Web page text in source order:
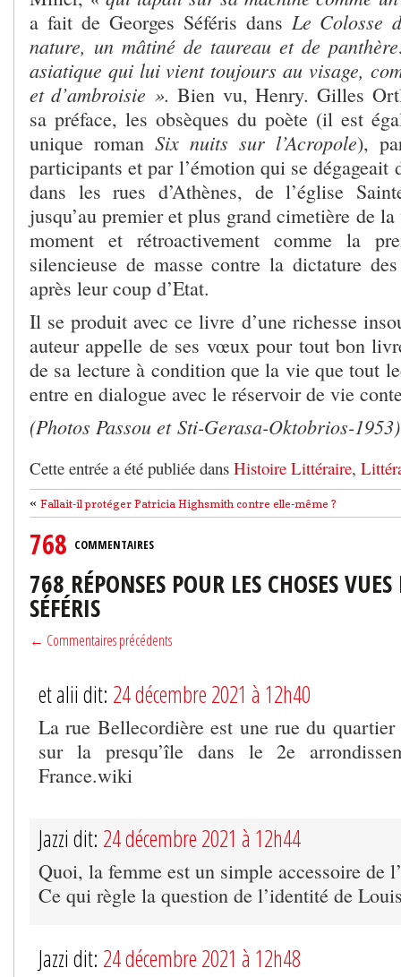
a fait de Georges Séféris dans Le Colosse
nature, un mâtiné de taureau et de
asiatique qui lui vient toujours au visage,
et d’ambroisie ».Bien vu, Henry.Gilles
sa préface, les obsèques du poète (il est
unique roman Six nuits sur l’Acropole),
participants et par l’émotion qui se dégageait
dans les rues d’Athènes, de l’église
jusqu’au premier et plus grand cimetière de
moment et rétroactivement comme la
silencieuse de masse contre la dictature
après leur coup d’Etat.
Il se produit avec ce livre d’une richesse
auteur appelle de ses vœux pour tout bon
de sa lecture à condition que la vie que tout
entre en dialogue avec le réservoir de vie
(Photos Passou et Sti-Gerasa-Oktobrios-1953)
Cette entrée a été publiée dans Histoire Littéraire,
« Fallait-il protéger Patricia Highsmith contre elle-même ?
768 COMMENTAIRES
768 RÉPONSES POUR LES CHOSES VUES
SÉFÉRIS
← Commentaires précédents
et alii dit: 24 décembre 2021 à 12h40
La rue Bellecordière est une rue du
sur la presqu’île dans le 2e
France.wiki
Jazzi dit: 24 décembre 2021 à 12h44
Quoi, la femme est un simple accessoire de
Ce qui règle la question de l’identité de
Jazzi dit: 24 décembre 2021 à 12h48